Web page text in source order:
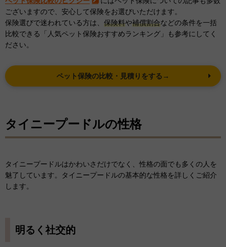
ございますので、安心して保険をお選びいただけます。
保険選びで迷われている方は、 保険料や補償割合などの条件を一括
比較できる「人気ペット保険おすすめランキング」も参考にしてく
ださい。
ペット保険の比較・見積りをする→
タイニープードルの性格
タイニープードルはかわいさだけでなく、性格の面でも多くの人を
魅了しています。タイニープードルの基本的な性格を詳しくご紹介
します。
明るく社交的